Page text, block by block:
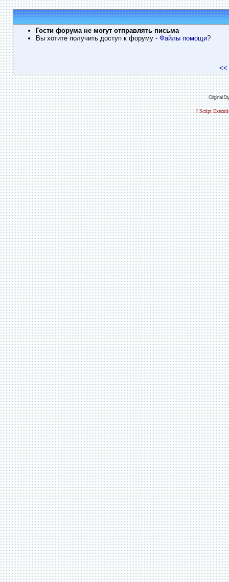
Гости форума не могут отправлять письма
Вы хотите получить доступ к форуму - Файлы помощи?
<<
Original
[ Script